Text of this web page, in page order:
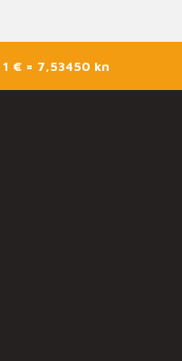
€ = 7,53450 kn